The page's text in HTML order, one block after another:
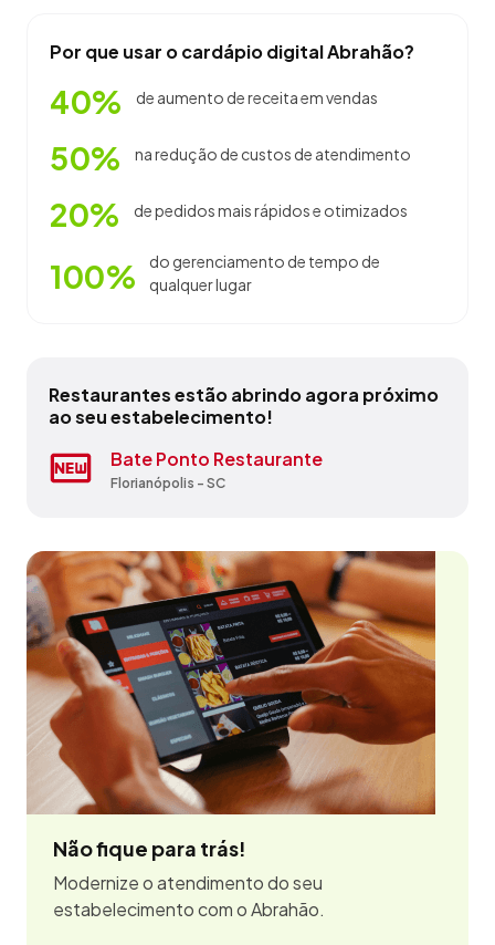
Por que usar o cardápio digital Abrahão?
40% de aumento de receita em vendas
50% na redução de custos de atendimento
20% de pedidos mais rápidos e otimizados
100%
do gerenciamento de tempo de
qualquer lugar
Restaurantes estão abrindo agora próximo
ao seu estabelecimento!
Backpackers Sunset
Florianópolis - SC
Bate Ponto Restaurante
Florianópolis - SC
Bulebar Cafe
Florianópolis - SC
Cafe Da Praça
Florianópolis - SC
Churrascaria Ataliba
Florianópolis - SC
Conquilha Cafe
Florianópolis - SC
Restaurante Apetito
Florianópolis - SC
Restaurante Skinas
Florianópolis - SC
Scooby Doo Bar E Lanchonete
Florianópolis - SC
Sol Da Terra Restaurante E Café
Florianópolis - SC
Não fique para trás!
Modernize o atendimento do seu
estabelecimento com o Abrahão.